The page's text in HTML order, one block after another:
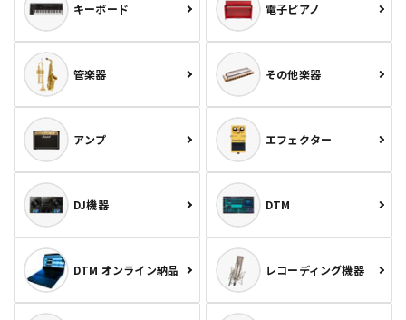
キーボード 電子ピアノ
管楽器 その他楽器
アンプ エフェクター
DJ機器 DTM
DTM オンライン納品 レコーディング機器